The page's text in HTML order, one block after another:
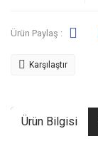
Ürün Paylaş :
Karşılaştır
Ürün Bilgisi